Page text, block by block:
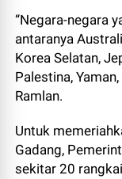
“Negara-negara
antaranya
Korea Selatan,
Palestina,
Ramlan.
Untuk
Gadang,
sekitar 20